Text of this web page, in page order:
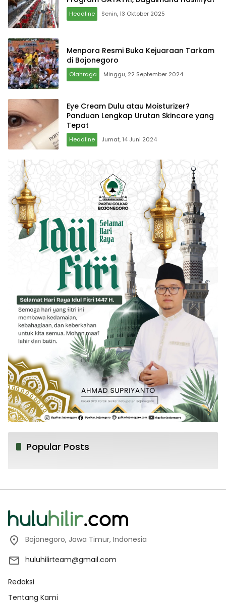
Headline Senin, 13 Oktober 2025
Menpora Resmi Buka Kejuaraan Tarkam
di Bojonegoro
Olahraga Minggu, 22 September 2024
Eye Cream Dulu atau Moisturizer?
Panduan Lengkap Urutan Skincare yang
Tepat
Headline Jumat, 14 Juni 2024
Popular Posts
Bojonegoro, Jawa Timur, Indonesia
huluhilirteam@gmail.com
Redaksi
Tentang Kami